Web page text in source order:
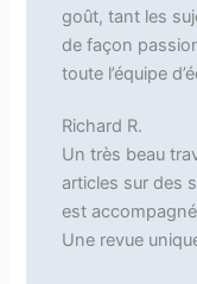
goût, tant les
de façon
toute l’équipe
Richard R.
Un très beau
articles sur des
est
Une revue